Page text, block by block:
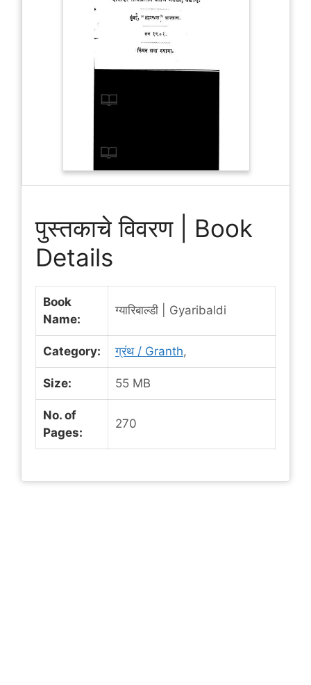
पुस्तकाचे विवरण | Book
Details
Book
Name:
ग्यारिबाल्डी | Gyaribaldi
Category: ग्रंथ / Granth,
Size: 55 MB
No. of
Pages:
270